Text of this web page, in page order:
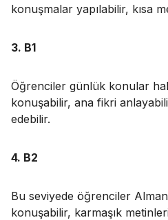
konuşmalar yapılabilir, kısa
3. B1
Öğrenciler günlük konular
konuşabilir, ana fikri
edebilir.
4. B2
Bu seviyede öğrenciler
konuşabilir, karmaşık